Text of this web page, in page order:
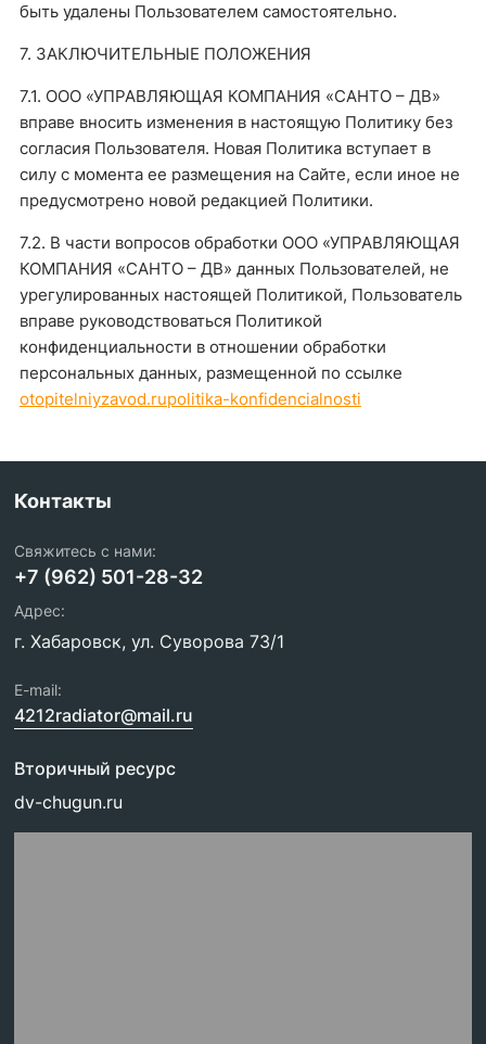
быть удалены Пользователем самостоятельно.
7. ЗАКЛЮЧИТЕЛЬНЫЕ ПОЛОЖЕНИЯ
7.1. ООО «УПРАВЛЯЮЩАЯ КОМПАНИЯ «САНТО – ДВ»
вправе вносить изменения в настоящую Политику без
согласия Пользователя. Новая Политика вступает в
силу с момента ее размещения на Сайте, если иное не
предусмотрено новой редакцией Политики.
7.2. В части вопросов обработки ООО «УПРАВЛЯЮЩАЯ
КОМПАНИЯ «САНТО – ДВ» данных Пользователей, не
урегулированных настоящей Политикой, Пользователь
вправе руководствоваться Политикой
конфиденциальности в отношении обработки
персональных данных, размещенной по ссылке
otopitelniyzavod.rupolitika-konfidencialnosti
Контакты
Свяжитесь с нами:
+7 (962) 501-28-32
Адрес:
г. Хабаровск, ул. Суворова 73/1
E-mail:
4212radiator@mail.ru
Вторичный ресурс
dv-chugun.ru